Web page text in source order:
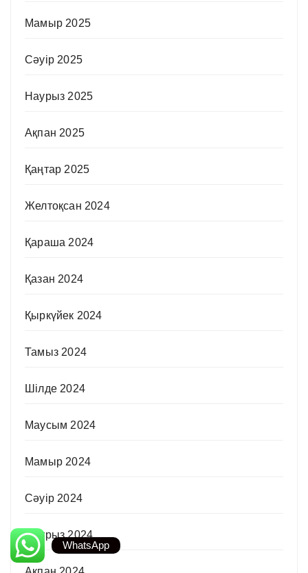
Мамыр 2025
Сәуір 2025
Наурыз 2025
Ақпан 2025
Қаңтар 2025
Желтоқсан 2024
Қараша 2024
Қазан 2024
Қыркүйек 2024
Тамыз 2024
Шілде 2024
Маусым 2024
Мамыр 2024
Сәуір 2024
Наурыз 2024
WhatsApp